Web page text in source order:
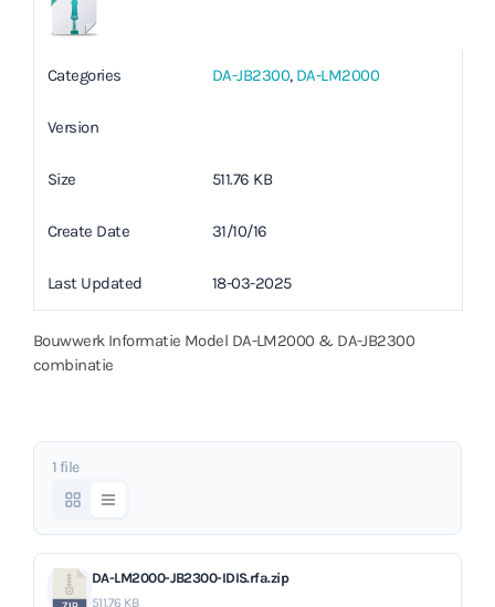
Categories DA-JB2300, DA-LM2000
Version
Size 511.76 KB
Create Date 31/10/16
Last Updated 18-03-2025
Bouwwerk Informatie Model DA-LM2000 & DA-JB2300
combinatie
1 file
DA-LM2000-JB2300-IDIS.rfa.zip
511.76 KB